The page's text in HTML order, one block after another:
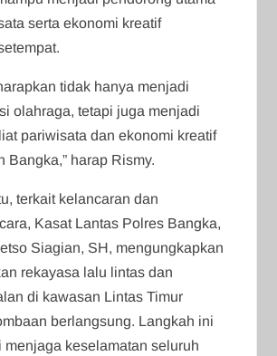
serta ekonomi kreatif
tidak hanya menjadi
olahraga, tetapi juga menjadi
pariwisata dan ekonomi kreatif
Bangka,” harap Rismy.
terkait kelancaran dan
Kasat Lantas Polres Bangka,
Siagian, SH, mengungkapkan
rekayasa lalu lintas dan
di kawasan Lintas Timur
berlangsung. Langkah ini
menjaga keselamatan seluruh